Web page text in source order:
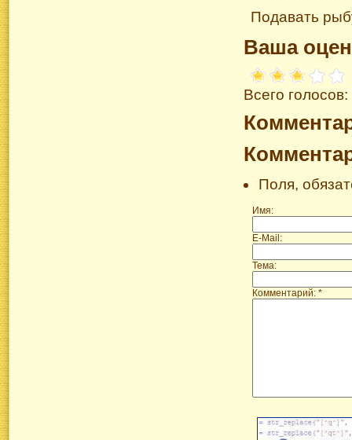
Подавать
Ваша
Всего
Поля,
Имя:
E-Mail:
Тема:
Комментарий: *